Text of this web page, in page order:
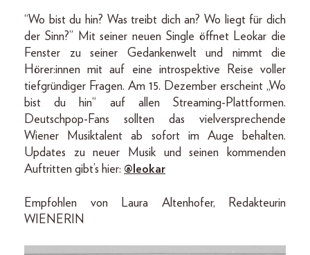
“Wo bist du hin? Was treibt dich an? Wo liegt für dich
der Sinn?” Mit seiner neuen Single öffnet Leokar die
Fenster zu seiner Gedankenwelt und nimmt die
Hörer:innen mit auf eine introspektive Reise voller
tiefgründiger Fragen. Am 15. Dezember erscheint „Wo
bist du hin“ auf allen Streaming-Plattformen.
Deutschpop-Fans sollten das vielversprechende
Wiener Musiktalent ab sofort im Auge behalten.
Updates zu neuer Musik und seinen kommenden
Auftritten gibt’s hier: @leokar
Empfohlen von Laura Altenhofer, Redakteurin
WIENERIN